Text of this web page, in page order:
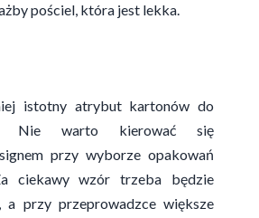
pościel, która jest lekka.
istotny atrybut kartonów do
Nie warto kierować się
przy wyborze opakowań
ciekawy wzór trzeba będzie
a przy przeprowadzce większe